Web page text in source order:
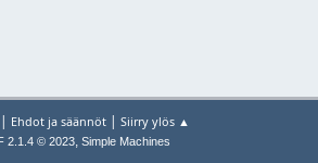
| Ehdot ja säännöt | Siirry ylös ▲
2.1.4 © 2023, Simple Machines